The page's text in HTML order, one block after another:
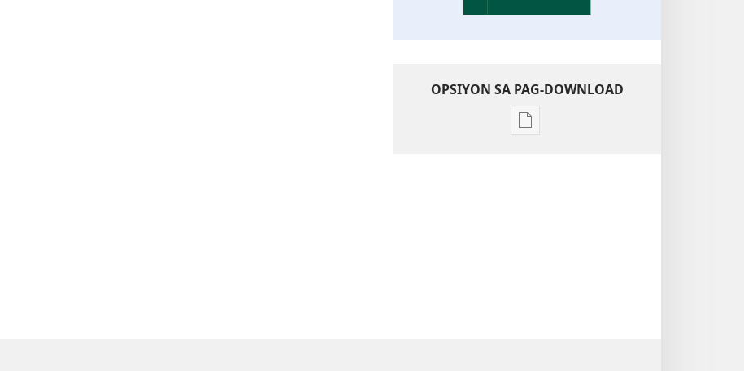
OPSIYON SA PAG-DOWNLOAD
Opsiyon